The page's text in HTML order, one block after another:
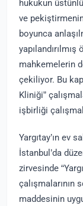
hukukun
ve
boyunca
mahkemelerin
çekiliyor. Bu
Kliniği”
işbirliği
Yargıtay’ın ev
İstanbul’da
zirvesinde
çalışmalarının
maddesinin